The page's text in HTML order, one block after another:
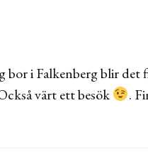
i Falkenberg blir det
värt ett besök
.